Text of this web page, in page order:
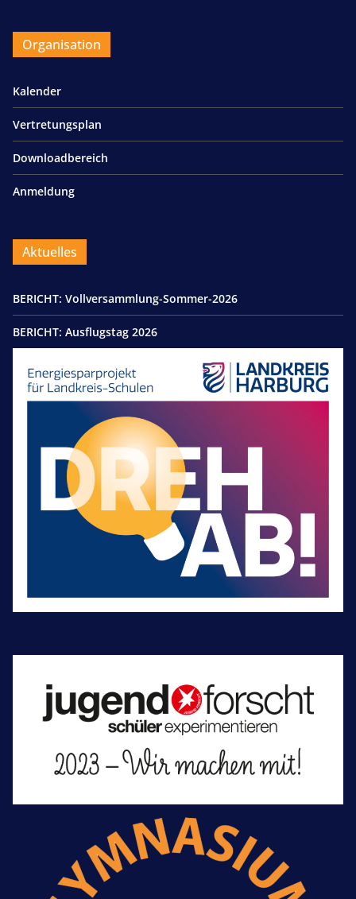
Organisation
Kalender
Vertretungsplan
Downloadbereich
Anmeldung
Aktuelles
BERICHT: Vollversammlung-Sommer-2026
BERICHT: Ausflugstag 2026